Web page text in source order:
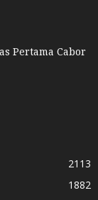
Pertama Cabor
2113
1882